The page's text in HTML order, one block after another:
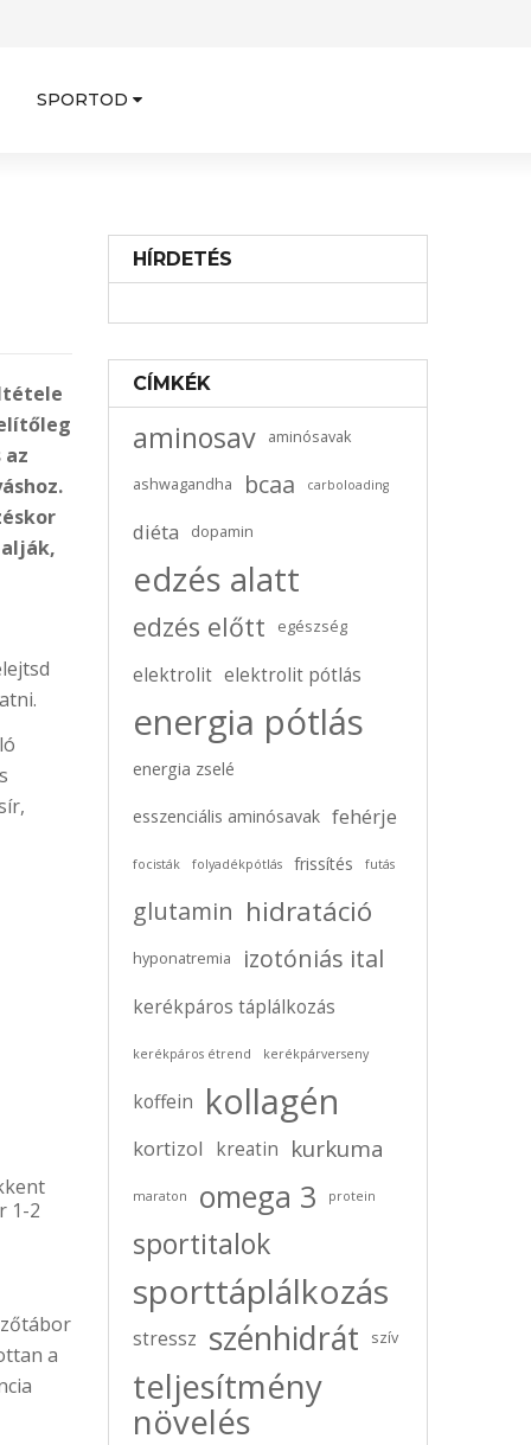
SPORTOD
1-2
a
HÍRDETÉS
CÍMKÉK
aminosav aminósavak
ashwagandha bcaa carboloading
diéta dopamin
edzés alatt
edzés előtt egészség
elektrolit elektrolit pótlás
energia pótlás
energia zselé
esszenciális aminósavak fehérje
focisták folyadékpótlás frissítés futás
glutamin hidratáció
hyponatremia izotóniás ital
kerékpáros táplálkozás
kerékpáros étrend kerékpárverseny
koffein kollagén
kortizol kreatin kurkuma
maraton omega 3 protein
sportitalok
sporttáplálkozás
stressz szénhidrát szív
teljesítmény
növelés